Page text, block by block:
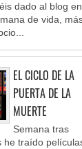
dado al blog
de vida,
EL CICLO DE LA
PUERTA DE LA
MUERTE
Semana tras
he traído